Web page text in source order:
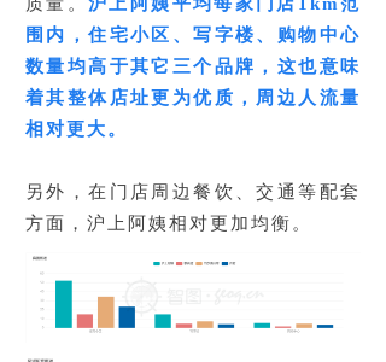
质量。沪上阿姨平均每家门店1km范
围内，住宅小区、写字楼、购物中心
数量均高于其它三个品牌，这也意味
着其整体店址更为优质，周边人流量
相对更大。
另外，在门店周边餐饮、交通等配套
方面，沪上阿姨相对更加均衡。